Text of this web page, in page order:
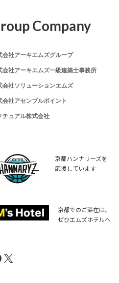
Company
会社アーキエムズグループ
会社アーキエムズ一級建築士事務所
会社ソリューションエムズ
会社アセンブルポイント
チュアル株式会社
京都ハンナリーズを
応援しています
京都でのご滞在は、
ぜひエムズホテルへ
X